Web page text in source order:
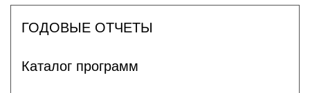
ГОДОВЫЕ ОТЧЕТЫ
Каталог программ